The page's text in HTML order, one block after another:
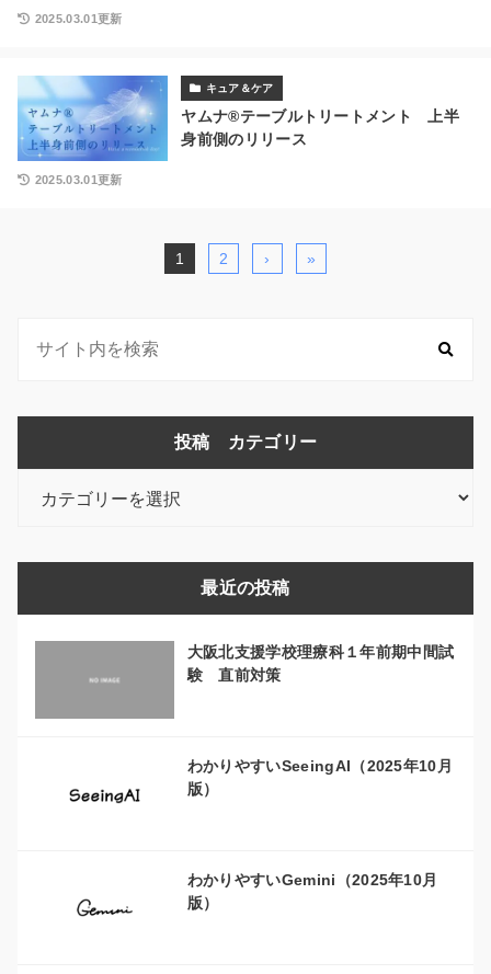
2025.03.01更新
キュア＆ケア
ヤムナ®テーブルトリートメント 上半
身前側のリリース
2025.03.01更新
1 2 › »
投稿 カテゴリー
稿
最近の投稿
大阪北支援学校理療科１年前期中間試
験 直前対策
わかりやすいSeeingAI（2025年10月
版）
わかりやすいGemini（2025年10月
版）